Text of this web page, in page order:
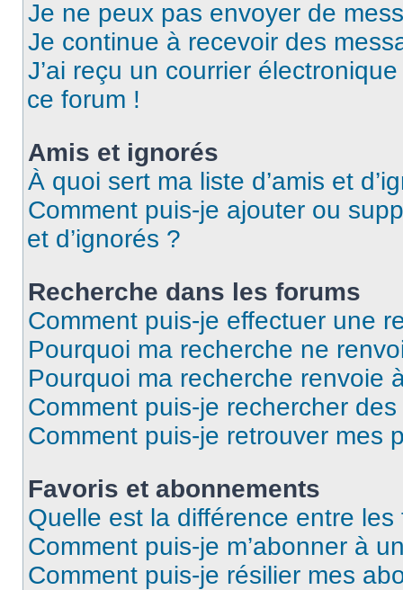
Je ne peux pas envoyer de
Je continue à recevoir des
J’ai reçu un courrier
ce forum !
Amis et ignorés
À quoi sert ma liste d’amis et
Comment puis-je ajouter ou
et d’ignorés ?
Recherche dans les forums
Comment puis-je effectuer une
Pourquoi ma recherche ne
Pourquoi ma recherche renvoie
Comment puis-je rechercher
Comment puis-je retrouver mes
Favoris et abonnements
Quelle est la différence entre
Comment puis-je m’abonner à
Comment puis-je résilier mes